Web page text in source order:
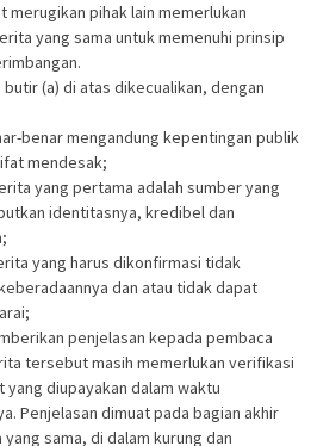
merugikan pihak lain memerlukan
yang sama untuk memenuhi prinsip
(a) di atas dikecualikan, dengan
benar mengandung kepentingan publik
mendesak;
yang pertama adalah sumber yang
identitasnya, kredibel dan
yang harus dikonfirmasi tidak
dan atau tidak dapat
penjelasan kepada pembaca
tersebut masih memerlukan verifikasi
yang diupayakan dalam waktu
Penjelasan dimuat pada bagian akhir
sama, di dalam kurung dan